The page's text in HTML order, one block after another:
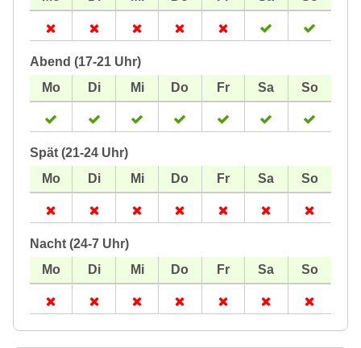
Abend (17-21 Uhr)
Spät (21-24 Uhr)
Nacht (24-7 Uhr)